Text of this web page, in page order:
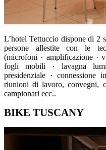
L’hotel Tettuccio dispone di 2
persone allestite con le
(microfoni · amplificazione ·
fogli mobili · lavagna
presidenziale ·
riunioni di lavoro, convegni,
campionari ecc..
BIKE TUSCANY